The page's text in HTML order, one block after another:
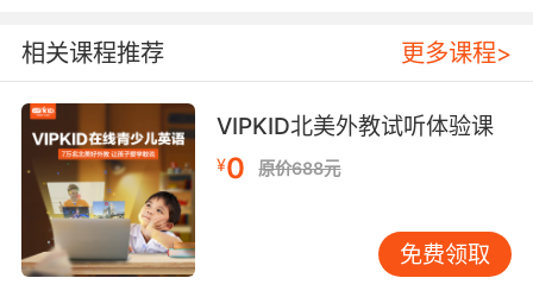
8. lush fields, plenty of dignity, and foo all.
我们有辽阔的牧场 保护它们的尊严 还有桌上足球
可以玩
9. I mean, how lush does that look? I know, I
know.
这个看起来多华丽啊 我知道
相关课程推荐 更多课程>
VIPKID北美外教试听体验课
¥0 原价688元
免费领取